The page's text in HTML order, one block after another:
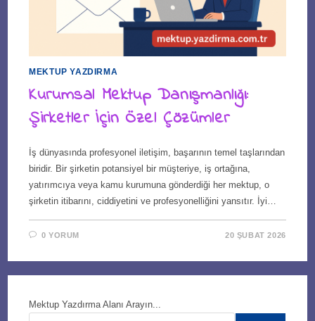
MEKTUP YAZDIRMA
Kurumsal Mektup Danışmanlığı:
Şirketler İçin Özel Çözümler
İş dünyasında profesyonel iletişim, başarının temel taşlarından
biridir. Bir şirketin potansiyel bir müşteriye, iş ortağına,
yatırımcıya veya kamu kurumuna gönderdiği her mektup, o
şirketin itibarını, ciddiyetini ve profesyonelliğini yansıtır. İyi…
0 YORUM 20 ŞUBAT 2026
Mektup Yazdırma Alanı Arayın...